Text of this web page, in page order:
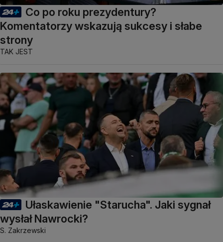
Co po roku prezydentury?
Komentatorzy wskazują sukcesy i słabe
strony
TAK JEST
Ułaskawienie "Starucha". Jaki sygnał
wysłał Nawrocki?
S. Zakrzewski